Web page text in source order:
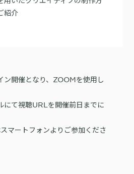
紹介
ン開催となり、ZOOMを使用し
にて視聴URLを開催前日までに
マートフォンよりご参加くださ